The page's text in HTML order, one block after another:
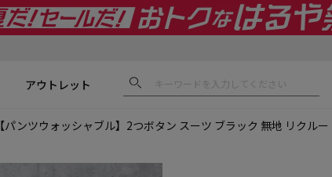
アウトレット
【パンツウォッシャブル】2つボタン スーツ ブラック 無地 リクル